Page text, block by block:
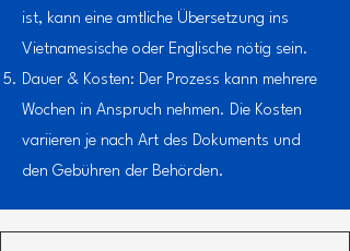
ist, kann eine amtliche Übersetzung ins
Vietnamesische oder Englische nötig sein.
Dauer & Kosten: Der Prozess kann mehrere
Wochen in Anspruch nehmen. Die Kosten
variieren je nach Art des Dokuments und
den Gebühren der Behörden.